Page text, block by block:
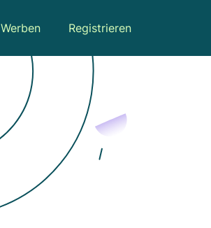
Werben Registrieren